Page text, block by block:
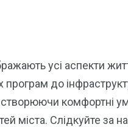
усі аспекти
програм до
комфортні
міста. Слідкуйте за